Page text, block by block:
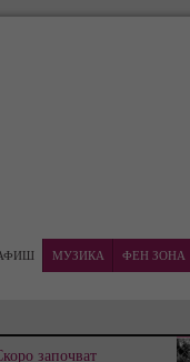
МУЗИКА ФЕН ЗОНА
започват